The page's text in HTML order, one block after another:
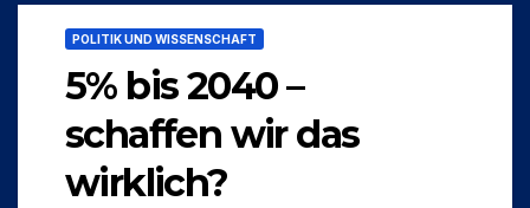
POLITIK UND WISSENSCHAFT
5% bis 2040 –
schaffen wir das
wirklich?